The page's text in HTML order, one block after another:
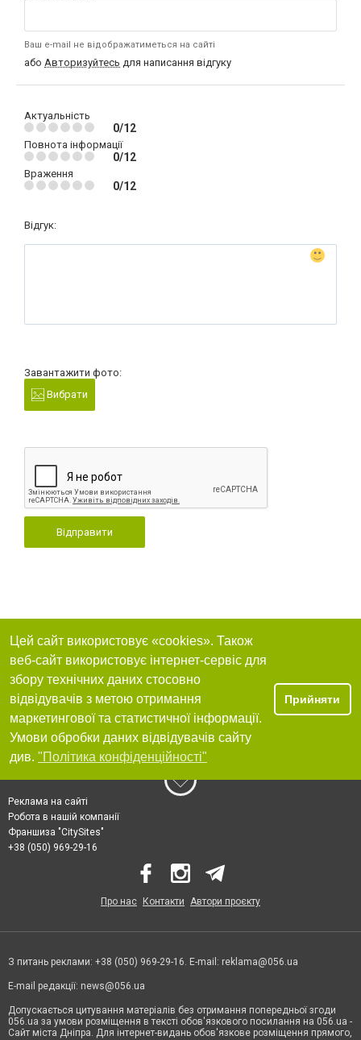
Ваш e-mail не відображатиметься на сайті
або Авторизуйтесь для написання відгуку
Актуальність
0/12
Повнота інформації
0/12
Враження
0/12
Відгук:
Завантажити фото:
Вибрати
Відправити
Цей сайт використовує «cookies». Також
веб-сайт використовує інтернет-сервіс для
збору технічних даних стосовно
відвідувачів з метою отримання
маркетингової та статистичної інформації.
Умови обробки даних відвідувачів сайту
див. "Політика конфіденційності"
Прийняти
Реклама на сайті
Робота в нашій компанії
Франшиза "CitySites"
+38 (050) 969-29-16
Про нас Контакти Автори проєкту
З питань реклами: +38 (050) 969-29-16. E-mail: reklama@056.ua
E-mail редакції: news@056.ua
Допускається цитування матеріалів без отримання попередньої згоди
056.ua за умови розміщення в тексті обов'язкового посилання на 056.ua -
Сайт міста Дніпра. Для інтернет-видань обов'язкове розміщення прямого,